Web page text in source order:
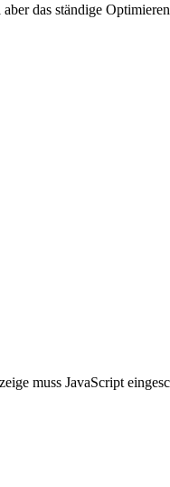
das ständige
muss JavaScript